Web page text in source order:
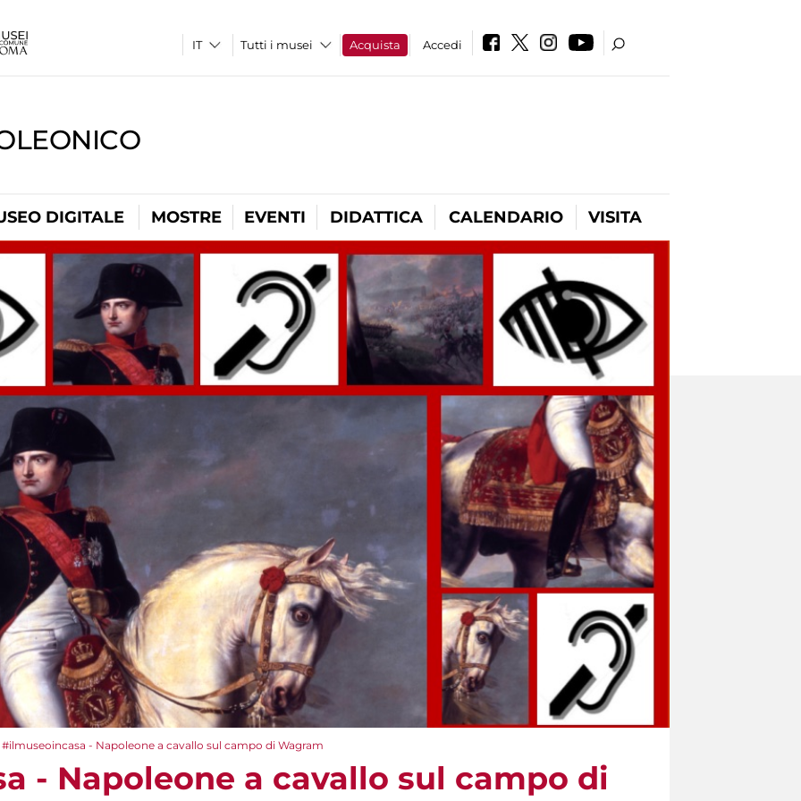
Tutti i musei Acquista Accedi
DIGITALE MOSTRE EVENTI DIDATTICA CALENDARIO VISITA
#ilmuseoincasa - Napoleone a cavallo sul campo di Wagram
- Napoleone a cavallo sul campo di